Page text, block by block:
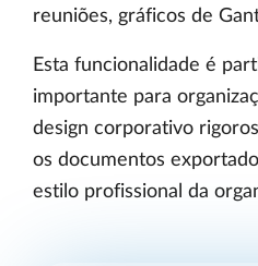
reuniões, gráficos de
Esta funcionalidade é
importante para
design corporativo
os documentos
estilo profissional da